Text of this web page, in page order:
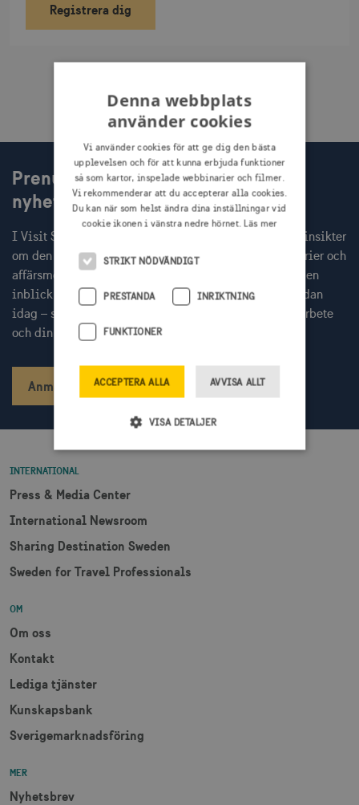
Registrera dig
Prenumerera på Visit Swedens
nyhetsbrev
I Visit Swedens nyhetsbrev får du varje månad färska insikter
om den globala resenären, inbjudningar till webbinarier och
affärsmöten med internationella researrangörer, samt en
inblick i aktuella Sverigekampanjer. Prenumerera redan
idag – så missar du inget av det som kan stärka ditt arbete
och din kommunikation.
Anmäl dig
INTERNATIONAL
Press & Media Center
International Newsroom
Sharing Destination Sweden
Sweden for Travel Professionals
OM
Om oss
Kontakt
Lediga tjänster
Kunskapsbank
Sverigemarknadsföring
MER
Nyhetsbrev
Denna webbplats
använder cookies
Vi använder cookies för att ge dig den bästa
upplevelsen och för att kunna erbjuda funktioner
så som kartor, inspelade webbinarier och filmer.
Vi rekommenderar att du accepterar alla cookies.
Du kan när som helst ändra dina inställningar vid
cookie ikonen i vänstra nedre hörnet. Läs mer
STRIKT NÖDVÄNDIGT
PRESTANDA INRIKTNING
FUNKTIONER
ACCEPTERA ALLA AVVISA ALLT
VISA DETALJER
webbplatsfunktioner som användarinloggning
säker webbplats. Webbplatsen kan inte